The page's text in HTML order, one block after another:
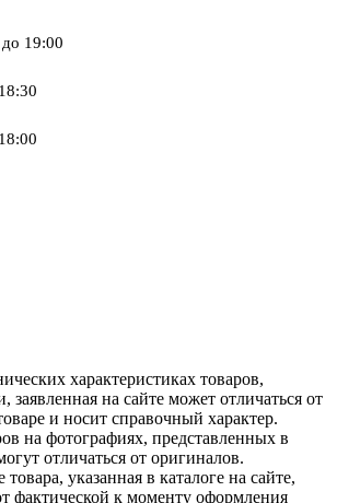
19:00
характеристиках товаров,
заявленная на сайте может отличаться от
и носит справочный характер.
на фотографиях, представленных в
отличаться от оригиналов.
указанная в каталоге на сайте,
фактической к моменту оформления